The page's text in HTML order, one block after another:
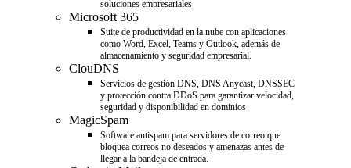
soluciones empresariales
Microsoft 365
Suite de productividad en la nube con aplicaciones
como Word, Excel, Teams y Outlook, además de
almacenamiento y seguridad empresarial.
ClouDNS
Servicios de gestión DNS, DNS Anycast, DNSSEC
y protección contra DDoS para garantizar velocidad,
seguridad y disponibilidad en dominios
MagicSpam
Software antispam para servidores de correo que
bloquea correos no deseados y amenazas antes de
llegar a la bandeja de entrada.